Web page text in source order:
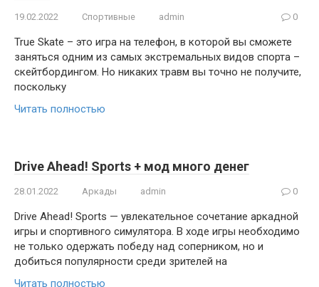
19.02.2022 Спортивные admin 0
True Skate – это игра на телефон, в которой вы сможете
заняться одним из самых экстремальных видов спорта –
скейтбордингом. Но никаких травм вы точно не получите,
поскольку
Читать полностью
Drive Ahead! Sports + мод много денег
28.01.2022 Аркады admin 0
Drive Ahead! Sports — увлекательное сочетание аркадной
игры и спортивного симулятора. В ходе игры необходимо
не только одержать победу над соперником, но и
добиться популярности среди зрителей на
Читать полностью